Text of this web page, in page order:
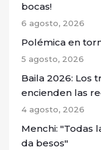
bocas!
6 agosto, 2026
Polémica en
5 agosto, 2026
Baila 2026: Los
encienden las
4 agosto, 2026
Menchi: "Todas
da besos"